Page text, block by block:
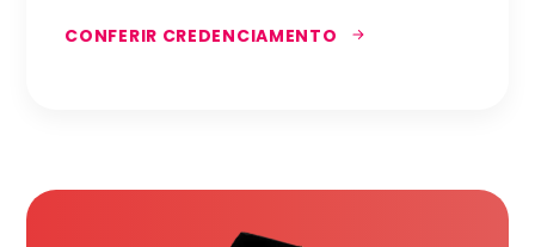
CONFERIR CREDENCIAMENTO